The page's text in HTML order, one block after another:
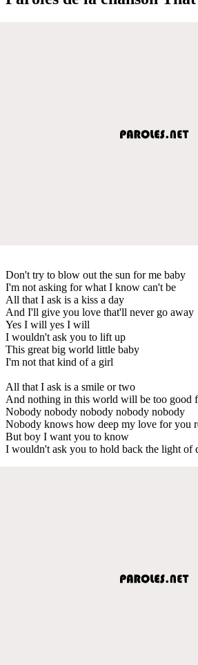
Don't try to blow out the sun for me baby
I'm not asking for what I know can't be
All that I ask is a kiss a day
And I'll give you love that'll never go away
Yes I will yes I will
I wouldn't ask you to lift up
This great big world little baby
I'm not that kind of a girl
All that I ask is a smile or two
And nothing in this world will be too good
Nobody nobody nobody nobody nobody
Nobody knows how deep my love for you
But boy I want you to know
I wouldn't ask you to hold back the light of